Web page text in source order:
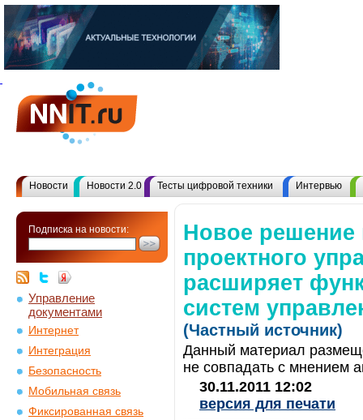
Новости Новости 2.0 Тесты цифровой техники Интервью
Подписка на новости:
Управление
документами
Интернет
Интеграция
Безопасность
Мобильная связь
Фиксированная связь
Новое решение
проектного
расширяет
систем
(Частный источник)
Данный материал
не совпадать с мнением
30.11.2011 12:02
версия для печати